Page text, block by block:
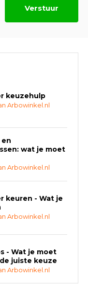
Verstuur
keuzehulp
Arbowinkel.nl
wat je moet
Arbowinkel.nl
keuren - Wat je
Arbowinkel.nl
- Wat je moet
juiste keuze
Arbowinkel.nl